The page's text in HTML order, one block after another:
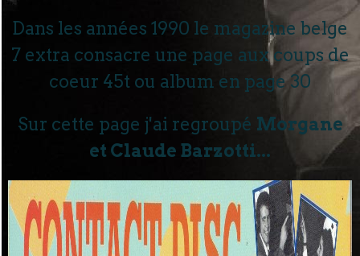
Dans les années 1990 le magazine belge
7 extra consacre une page aux coups de
coeur 45t ou album en page 30
Sur cette page j'ai regroupé Morgane
et Claude Barzotti...